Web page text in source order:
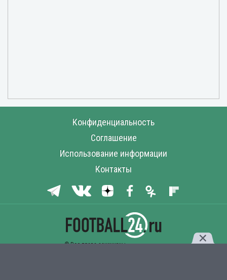
Конфиденциальность
Соглашение
Использование информации
Контакты